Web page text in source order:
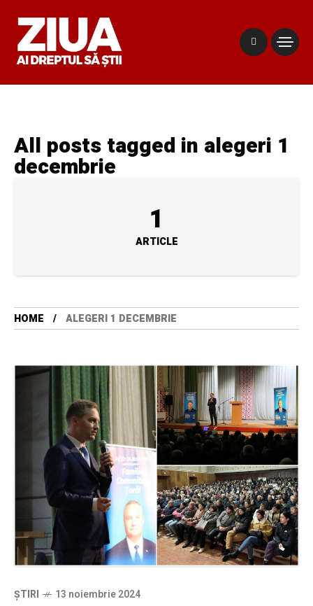
All posts tagged in alegeri 1
decembrie
1
ARTICLE
HOME ALEGERI 1 DECEMBRIE
ȘTIRI 13 noiembrie 2024